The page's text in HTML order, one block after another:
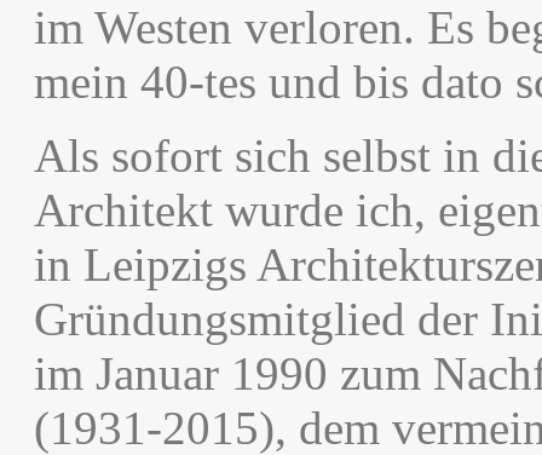
im Westen verloren. Es
mein 40-tes und bis dato
Als sofort sich selbst in
Architekt wurde ich,
in Leipzigs
Gründungsmitglied der
im Januar 1990 zum
(1931-2015), dem